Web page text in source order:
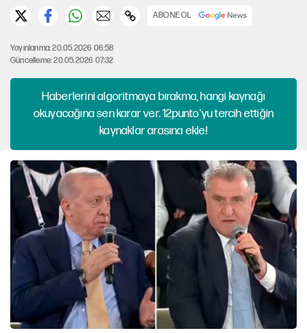
ABONE OL
Yayınlanma: 20.05.2026 06:58
Güncelleme: 20.05.2026 07:32
Haberlerini algoritmaya bırakma, hangi kaynağı
okuyacağına sen karar ver. 12punto'yu tercih ettiğin
kaynaklar arasına ekle!